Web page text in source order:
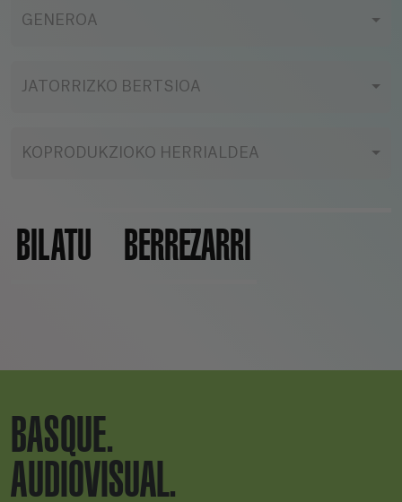
GENEROA
JATORRIZKO BERTSIOA
KOPRODUKZIOKO HERRIALDEA
BILATU BERREZARRI
BASQUE.
AUDIOVISUAL.